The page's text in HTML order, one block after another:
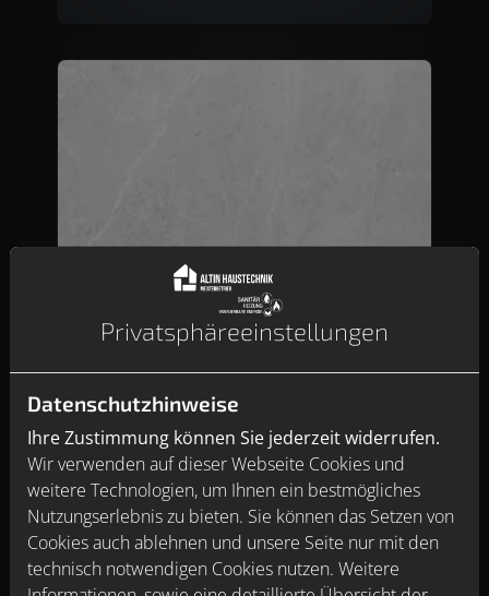
22 ARAGON GRAU
Privatsphäre­einstellungen
Datenschutzhinweise
Ihre Zustimmung können Sie jederzeit widerrufen.
Wir verwenden auf dieser Webseite Cookies und
weitere Technologien, um Ihnen ein bestmögliches
Nutzungserlebnis zu bieten. Sie können das Setzen von
Cookies auch ablehnen und unsere Seite nur mit den
technisch notwendigen Cookies nutzen. Weitere